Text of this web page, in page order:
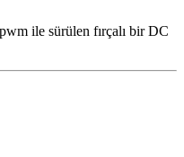
ile sürülen fırçalı bir DC